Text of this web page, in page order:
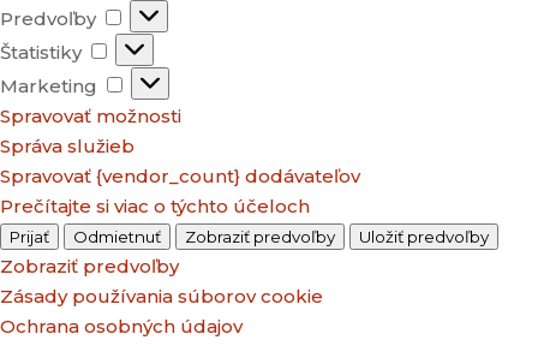
Predvoľby
Predvoľby
Štatistiky
Štatistiky
Marketing
Marketing
Spravovať možnosti
Správa služieb
Spravovať {vendor_count} dodávateľov
Prečítajte si viac o týchto účeloch
Prijať Odmietnuť Zobraziť predvoľby Uložiť predvoľby
Zobraziť predvoľby
Zásady používania súborov cookie
Ochrana osobných údajov